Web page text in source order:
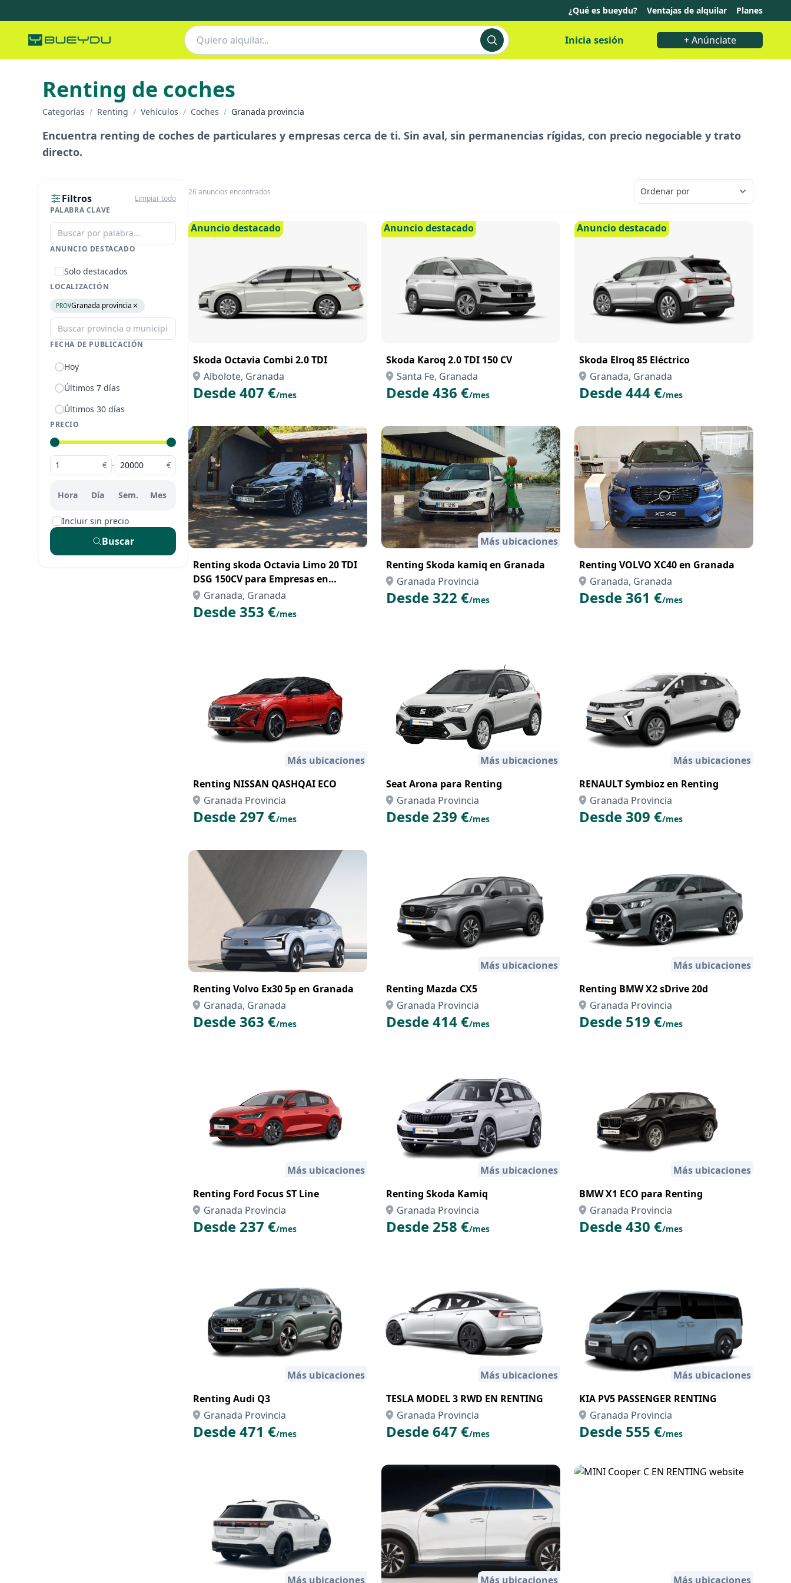
¿Qué es bueydu? Ventajas de alquilar Planes
Inicia sesión + Anúnciate
Renting de coches
Categorías / Renting / Vehículos / Coches / Granada provincia
Encuentra renting de coches de particulares y empresas cerca de ti. Sin aval, sin permanencias rígidas, con precio negociable y trato
directo.
Filtros
Limpiar todo
PALABRA CLAVE
ANUNCIO DESTACADO
Solo destacados
LOCALIZACIÓN
PROVGranada provincia
FECHA DE PUBLICACIÓN
Hoy
Últimos 7 días
Últimos 30 días
PRECIO
€ - €
Hora Día Sem. Mes
Incluir sin precio
Buscar
26anuncios encontrados
Anuncio destacado
Skoda Octavia Combi 2.0 TDI
Albolote, Granada
Desde 407 €/mes
Anuncio destacado
Skoda Karoq 2.0 TDI 150 CV
Santa Fe, Granada
Desde 436 €/mes
Anuncio destacado
Skoda Elroq 85 Eléctrico
Granada, Granada
Desde 444 €/mes
Renting skoda Octavia Limo 20 TDI
DSG 150CV para Empresas en
Granada
Granada, Granada
Desde 353 €/mes
Más ubicaciones
Renting Skoda kamiq en Granada
Granada Provincia
Desde 322 €/mes
Renting VOLVO XC40 en Granada
Granada, Granada
Desde 361 €/mes
Más ubicaciones
Renting NISSAN QASHQAI ECO
Granada Provincia
Desde 297 €/mes
Más ubicaciones
Seat Arona para Renting
Granada Provincia
Desde 239 €/mes
Más ubicaciones
RENAULT Symbioz en Renting
Granada Provincia
Desde 309 €/mes
Renting Volvo Ex30 5p en Granada
Granada, Granada
Desde 363 €/mes
Más ubicaciones
Renting Mazda CX5
Granada Provincia
Desde 414 €/mes
Más ubicaciones
Renting BMW X2 sDrive 20d
Granada Provincia
Desde 519 €/mes
Más ubicaciones
Renting Ford Focus ST Line
Granada Provincia
Desde 237 €/mes
Más ubicaciones
Renting Skoda Kamiq
Granada Provincia
Desde 258 €/mes
Más ubicaciones
BMW X1 ECO para Renting
Granada Provincia
Desde 430 €/mes
Más ubicaciones
Renting Audi Q3
Granada Provincia
Desde 471 €/mes
Más ubicaciones
TESLA MODEL 3 RWD EN RENTING
Granada Provincia
Desde 647 €/mes
Más ubicaciones
KIA PV5 PASSENGER RENTING
Granada Provincia
Desde 555 €/mes
Más ubicaciones Más ubicaciones Más ubicaciones